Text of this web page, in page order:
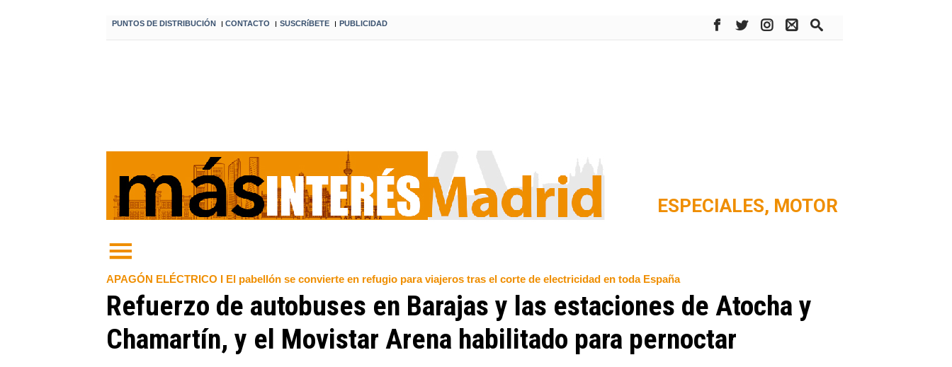
PUNTOS DE DISTRIBUCIÓN I CONTACTO I SUSCRíBETE I PUBLICIDAD
ESPECIALES, MOTOR
APAGÓN ELÉCTRICO I El pabellón se convierte en refugio para viajeros tras el corte de electricidad en toda España
Refuerzo de autobuses en Barajas y las estaciones de Atocha y
Chamartín, y el Movistar Arena habilitado para pernoctar